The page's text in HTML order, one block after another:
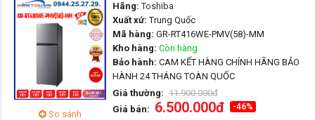
So sánh
Hãng: Toshiba
Xuất xứ: Trung Quốc
Mã hàng: GR-RT416WE-PMV(58)-MM
Kho hàng: Còn hàng
Bảo hành: CAM KẾT HÀNG CHÍNH HÃNG BẢO
HÀNH 24 THÁNG TOÀN QUỐC
Giá thường: 11.900.000đ
Giá bán: 6.500.000đ -46%